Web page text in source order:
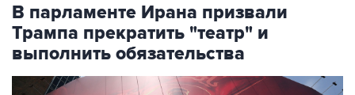
В парламенте Ирана призвали
Трампа прекратить "театр" и
выполнить обязательства